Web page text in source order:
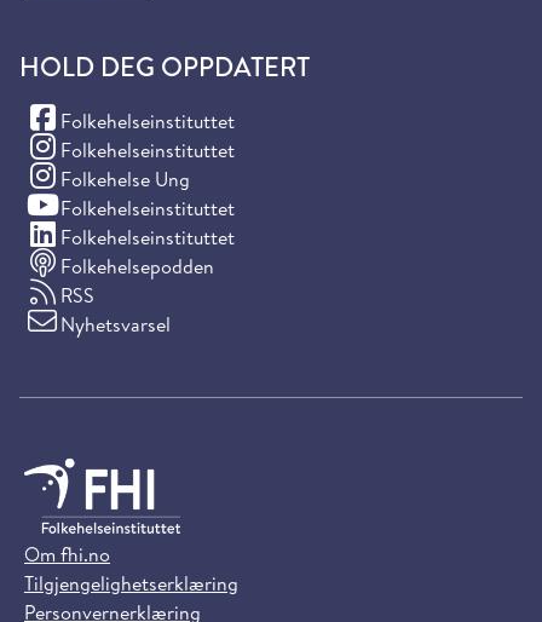
HOLD DEG OPPDATERT
Folkehelseinstituttet
(Facebook)
Folkehelseinstituttet
(Instagram)
Folkehelse Ung
(Instagram)
Folkehelseinstituttet
(YouTube)
Folkehelseinstituttet
(LinkedIn)
Folkehelsepodden
RSS
Nyhetsvarsel
Om fhi.no
Tilgjengelighetserklæring
Personvernerklæring